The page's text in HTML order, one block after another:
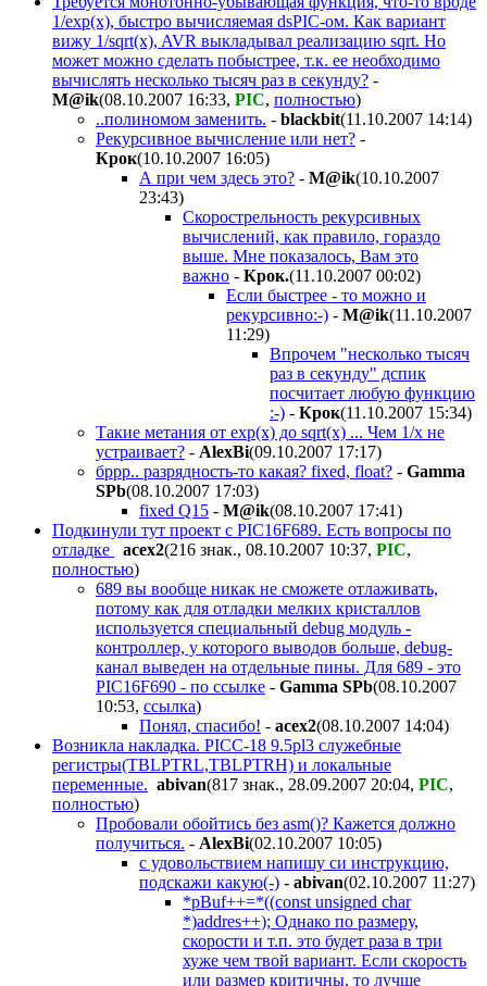
1/exp(x), быстро вычисляемая dsPIC-ом. Как вариант
вижу 1/sqrt(x), AVR выкладывал реализацию sqrt. Но
может можно сделать побыстрее, т.к. ее необходимо
вычислять несколько тысяч раз в секунду? -
M@ik(08.10.2007 16:33, PIC, полностью)
..полиномом заменить. - blackbit(11.10.2007 14:14)
Рекурсивное вычисление или нет? -
Крок(10.10.2007 16:05)
А при чем здесь это? - M@ik(10.10.2007
23:43)
Скорострельность рекурсивных
вычислений, как правило, гораздо
выше. Мне показалось, Вам это
важно - Крок.(11.10.2007 00:02)
Если быстрее - то можно и
рекурсивно:-) - M@ik(11.10.2007
11:29)
Впрочем "несколько тысяч
раз в секунду" дспик
посчитает любую функцию
:-) - Крок(11.10.2007 15:34)
Такие метания от exp(x) до sqrt(x) ... Чем 1/х не
устраивает? - AlexBi(09.10.2007 17:17)
бррр.. разрядность-то какая? fixed, float? - Gamma
SPb(08.10.2007 17:03)
fixed Q15 - M@ik(08.10.2007 17:41)
Подкинули тут проект с PIC16F689. Есть вопросы по
отладке
acex2(216 знак., 08.10.2007 10:37, PIC,
полностью)
689 вы вообще никак не сможете отлаживать,
потому как для отладки мелких кристаллов
используется специальный debug модуль -
контроллер, у которого выводов больше, debug-
канал выведен на отдельные пины. Для 689 - это
PIC16F690 - по ссылке - Gamma SPb(08.10.2007
10:53, ссылка)
Понял, спасибо! - acex2(08.10.2007 14:04)
Возникла накладка. PICC-18 9.5pl3 служебные
регистры(TBLPTRL,TBLPTRH) и локальные
переменные. abivan(817 знак., 28.09.2007 20:04, PIC,
полностью)
Пробовали обойтись без asm()? Кажется должно
получиться. - AlexBi(02.10.2007 10:05)
с удовольствием напишу си инструкцию,
подскажи какую(-) - abivan(02.10.2007 11:27)
*pBuf++=*((const unsigned char
*)addres++); Однако по размеру,
скорости и т.п. это будет раза в три
хуже чем твой вариант. Если скорость
или размер критичны, то лучше